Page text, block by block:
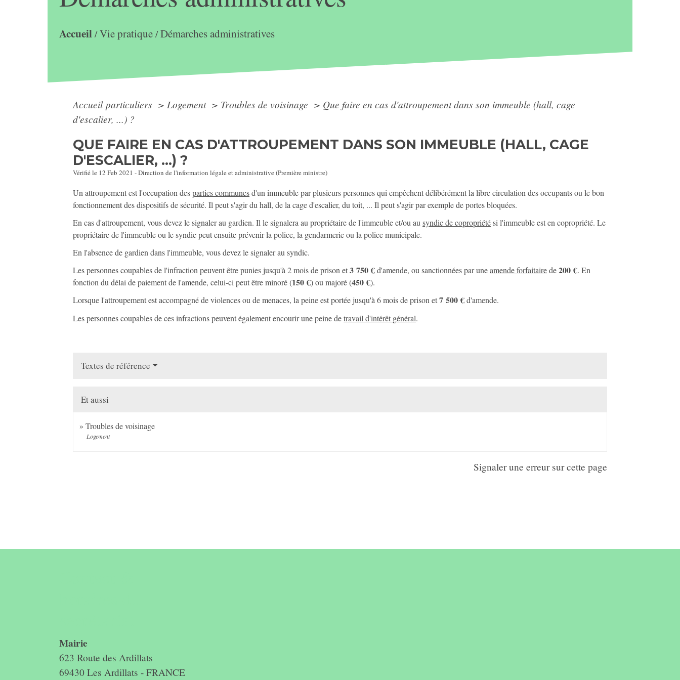
Accueil/Vie pratique/Démarches administratives
Accueil particuliers > Logement > Troubles de voisinage > Que faire en cas d'attroupement dans son immeuble (hall, cage
d'escalier, ...) ?
QUE FAIRE EN CAS D'ATTROUPEMENT DANS SON IMMEUBLE (HALL, CAGE
D'ESCALIER, ...) ?
Vérifié le 12 Feb 2021 - Direction de l'information légale et administrative (Première ministre)
Un attroupement est l'occupation desparties communesd'un immeuble par plusieurs personnes qui empêchent délibérément la libre circulation des occupants ou le bon
fonctionnement des dispositifs de sécurité. Il peut s'agir du hall, de la cage d'escalier, du toit, ... Il peut s'agir par exemple de portes bloquées.
En cas d'attroupement, vous devez le signaler au gardien. Il le signalera au propriétaire de l'immeuble et/ou ausyndic de copropriétési l'immeuble est en copropriété. Le
propriétaire de l'immeuble ou le syndic peut ensuite prévenir la police, la gendarmerie ou la police municipale.
En l'absence de gardien dans l'immeuble, vous devez le signaler au syndic.
Les personnes coupables de l'infraction peuvent être punies jusqu'à 2 mois de prison et3 750 €d'amende, ou sanctionnées par uneamende forfaitairede200 €. En
fonction du délai de paiement de l'amende, celui-ci peut être minoré (150 €) ou majoré (450 €).
Lorsque l'attroupement est accompagné de violences ou de menaces, la peine est portée jusqu'à 6 mois de prison et7 500 €d'amende.
Les personnes coupables de ces infractions peuvent également encourir une peine detravail d'intérêt général.
Textes de référence
Et aussi
Troubles de voisinage
Logement
Signaler une erreur sur cette page
Mairie
623 Route des Ardillats
69430 Les Ardillats - FRANCE